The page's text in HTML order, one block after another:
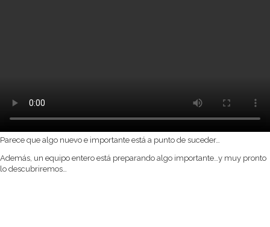
Parece que algo nuevo e importante está a punto de suceder…
Además, un equipo entero está preparando algo importante…y muy pronto
lo descubriremos…